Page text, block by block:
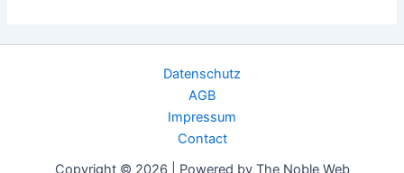
Datenschutz
AGB
Impressum
Contact
Copyright © 2026 | Powered by The Noble Web